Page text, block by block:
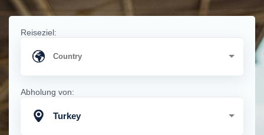
Reiseziel:
Abholung von:
Turkey